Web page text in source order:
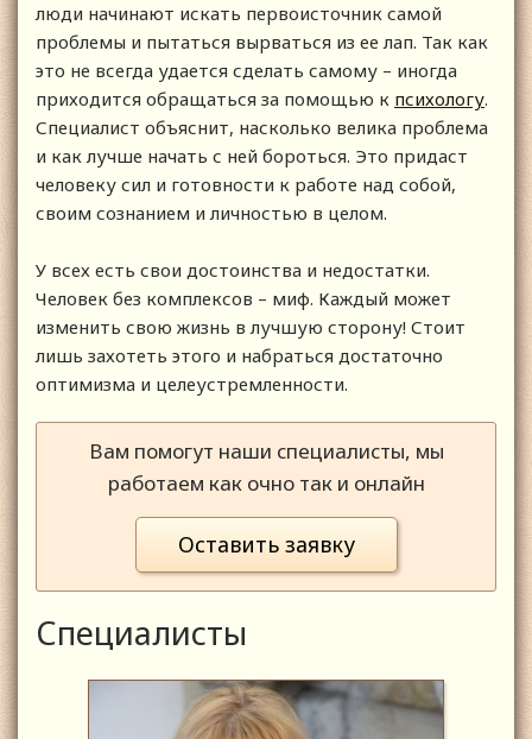
люди начинают искать первоисточник самой
проблемы и пытаться вырваться из ее лап. Так как
это не всегда удается сделать самому – иногда
приходится обращаться за помощью к психологу.
Специалист объяснит, насколько велика проблема
и как лучше начать с ней бороться. Это придаст
человеку сил и готовности к работе над собой,
своим сознанием и личностью в целом.
У всех есть свои достоинства и недостатки.
Человек без комплексов – миф. Каждый может
изменить свою жизнь в лучшую сторону! Стоит
лишь захотеть этого и набраться достаточно
оптимизма и целеустремленности.
Вам помогут наши специалисты, мы
работаем как очно так и онлайн
Оставить заявку
Специалисты